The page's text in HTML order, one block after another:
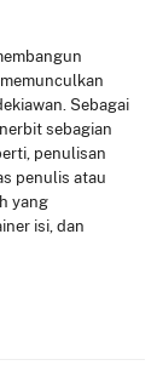
Sebagai
sebagian
penulisan
penulis atau
yang
isi, dan